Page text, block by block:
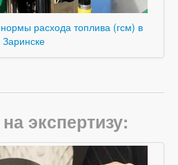
расхода топлива (гсм) в
Заринске
экспертизу: